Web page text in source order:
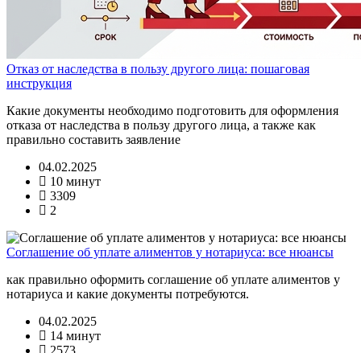
Отказ от наследства в пользу другого лица: пошаговая
инструкция
Какие документы необходимо подготовить для оформления
отказа от наследства в пользу другого лица, а также как
правильно составить заявление
04.02.2025
10 минут
3309
2
Соглашение об уплате алиментов у нотариуса: все нюансы
как правильно оформить соглашение об уплате алиментов у
нотариуса и какие документы потребуются.
04.02.2025
14 минут
2573